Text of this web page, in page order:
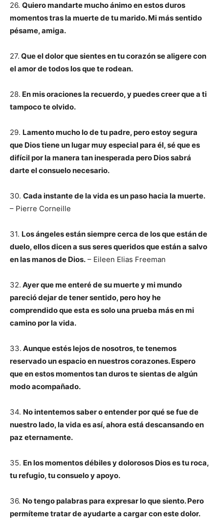
26. Quiero mandarte mucho ánimo en estos duros
momentos tras la muerte de tu marido. Mi más sentido
pésame, amiga.
27. Que el dolor que sientes en tu corazón se aligere con
el amor de todos los que te rodean.
28. En mis oraciones la recuerdo, y puedes creer que a ti
tampoco te olvido.
29. Lamento mucho lo de tu padre, pero estoy segura
que Dios tiene un lugar muy especial para él, sé que es
difícil por la manera tan inesperada pero Dios sabrá
darte el consuelo necesario.
30. Cada instante de la vida es un paso hacia la muerte.
– Pierre Corneille
31. Los ángeles están siempre cerca de los que están de
duelo, ellos dicen a sus seres queridos que están a salvo
en las manos de Dios. – Eileen Elias Freeman
32. Ayer que me enteré de su muerte y mi mundo
pareció dejar de tener sentido, pero hoy he
comprendido que esta es solo una prueba más en mi
camino por la vida.
33. Aunque estés lejos de nosotros, te tenemos
reservado un espacio en nuestros corazones. Espero
que en estos momentos tan duros te sientas de algún
modo acompañado.
34. No intentemos saber o entender por qué se fue de
nuestro lado, la vida es así, ahora está descansando en
paz eternamente.
35. En los momentos débiles y dolorosos Dios es tu roca,
tu refugio, tu consuelo y apoyo.
36. No tengo palabras para expresar lo que siento. Pero
permíteme tratar de ayudarte a cargar con este dolor.